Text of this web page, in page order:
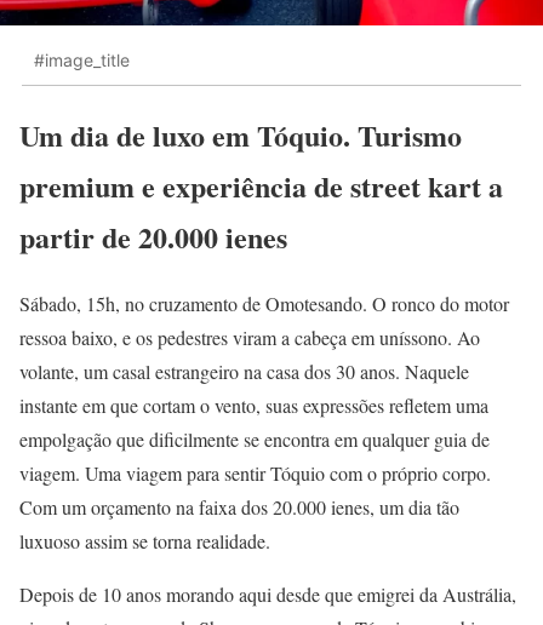
#image_title
Um dia de luxo em Tóquio. Turismo
premium e experiência de street kart a
partir de 20.000 ienes
Sábado, 15h, no cruzamento de Omotesando. O ronco do motor
ressoa baixo, e os pedestres viram a cabeça em uníssono. Ao
volante, um casal estrangeiro na casa dos 30 anos. Naquele
instante em que cortam o vento, suas expressões refletem uma
empolgação que dificilmente se encontra em qualquer guia de
viagem. Uma viagem para sentir Tóquio com o próprio corpo.
Com um orçamento na faixa dos 20.000 ienes, um dia tão
luxuoso assim se torna realidade.
Depois de 10 anos morando aqui desde que emigrei da Austrália,